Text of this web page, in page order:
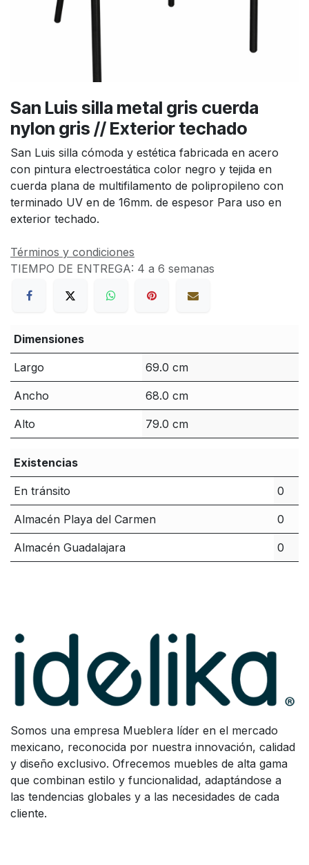
San Luis silla metal gris cuerda
nylon gris // Exterior techado
San Luis silla cómoda y estética fabricada en acero
con pintura electroestática color negro y tejida en
cuerda plana de multifilamento de polipropileno con
terminado UV en de 16mm. de espesor Para uso en
exterior techado.
Términos y condiciones
TIEMPO DE ENTREGA: 4 a 6 semanas
Dimensiones
Largo 69.0 cm
Ancho 68.0 cm
Alto 79.0 cm
Existencias
En tránsito 0
Almacén Playa del Carmen 0
Almacén Guadalajara 0
Somos una empresa Mueblera líder en el mercado
mexicano, reconocida por nuestra innovación, calidad
y diseño exclusivo. Ofrecemos muebles de alta gama
que combinan estilo y funcionalidad, adaptándose a
las tendencias globales y a las necesidades de cada
cliente.